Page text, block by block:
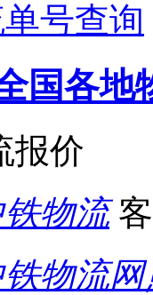
号查询
国各地
报价
物流客
物流